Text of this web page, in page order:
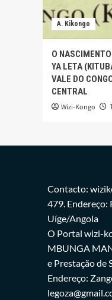
A. Kikongo
O
YA LETA
VALE DO
CENTRAL
Wizi-Kongo
Contacto:
479. Endereço:
Uíge/Angola
O Portal wizi-
MBUNGA
e Prestação de
Endereço: